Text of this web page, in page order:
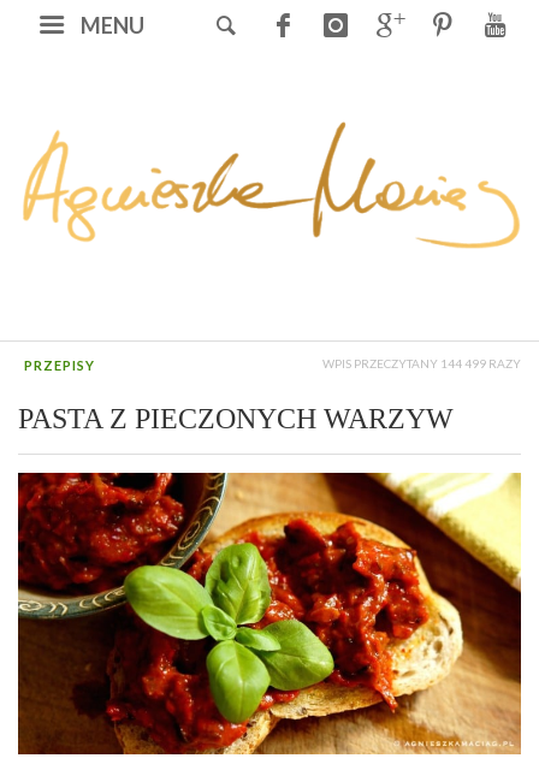
MENU
PRZEPISY WPIS PRZECZYTANY 144 499 RAZY
PASTA Z PIECZONYCH WARZYW